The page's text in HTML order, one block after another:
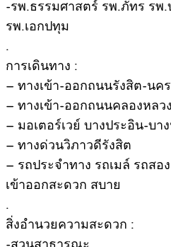
-รพ.ธรรมศาสตร์ รพ.ภัทร รพ.
รพ.เอกปทุม
.
การเดินทาง :
– ทางเข้า-ออกถนนรังสิต-นค
– ทางเข้า-ออกถนนคลองหลว
– มอเตอร์เวย์ บางประอิน-บา
– ทางด่วนวิภาวดีรังสิต
– รถประจำทาง รถเมล์ รถส
เข้าออกสะดวก สบาย
.
สิ่งอำนวยความสะดวก :